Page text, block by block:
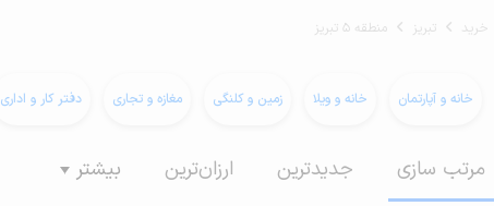
خرید تبریز منطقه 5 تبریز
خانه و آپارتمان خانه و ویلا زمین و کلنگی مغازه و تجاری دفتر کار و اداری
مرتب سازی جدیدترین ارزان‌ترین بیشتر